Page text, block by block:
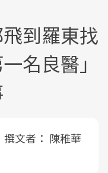
到羅東找
名良醫」
撰文者： 陳稚華